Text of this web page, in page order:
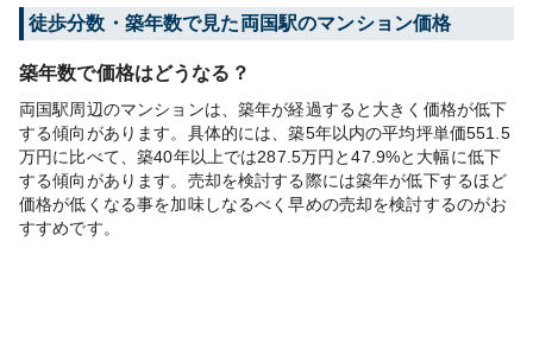
徒歩分数・築年数で見た両国駅のマンション価格
築年数で価格はどうなる？
両国駅周辺のマンションは、築年が経過すると大きく価格が低下
する傾向があります。具体的には、築5年以内の平均坪単価551.5
万円に比べて、築40年以上では287.5万円と47.9%と大幅に低下
する傾向があります。売却を検討する際には築年が低下するほど
価格が低くなる事を加味しなるべく早めの売却を検討するのがお
すすめです。